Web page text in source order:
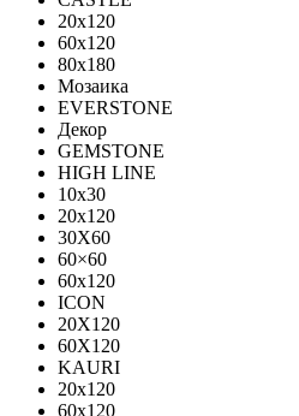
20x120
60x120
80х180
Мозаика
EVERSTONE
Декор
GEMSTONE
HIGH LINE
10x30
20x120
30X60
60×60
60x120
ICON
20X120
60X120
KAURI
20x120
60x120